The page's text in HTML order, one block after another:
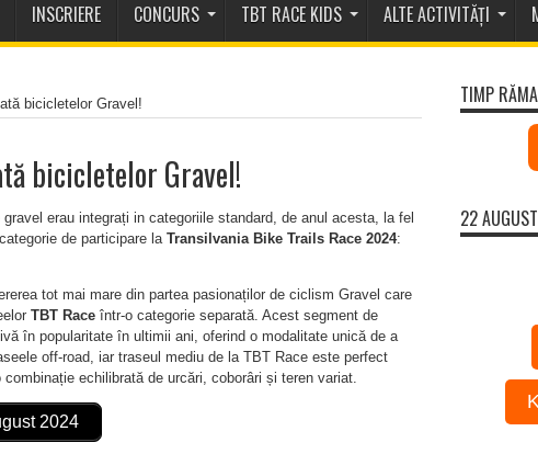
INSCRIERE CONCURS TBT RACE KIDS ALTE ACTIVITĂȚI
bicicletelor Gravel!
bicicletelor Gravel!
erau integrați in categoriile standard, de anul acesta, la fel
de participare la Transilvania Bike Trails Race 2024:
tot mai mare din partea pasionaților de ciclism Gravel care
TBT Raceîntr-o categorie separată. Acest segment de
în popularitate în ultimii ani, oferind o modalitate unică de a
off-road, iar traseul mediu de la TBT Race este perfect
combinație echilibrată de urcări, coborâri și teren variat.
2024
TIMP
22